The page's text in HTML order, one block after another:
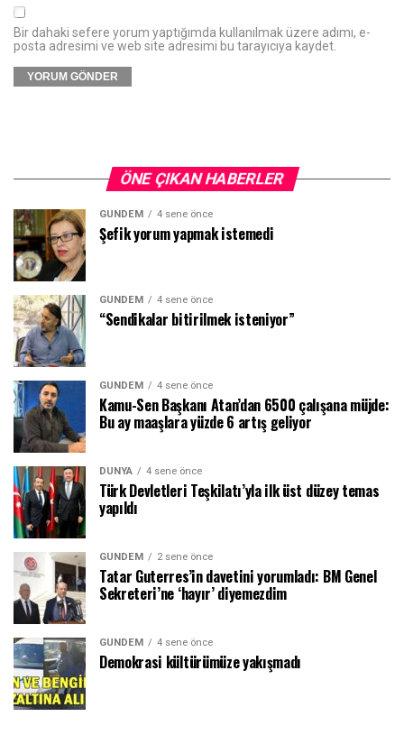
Bir dahaki sefere yorum yaptığımda kullanılmak üzere adımı, e-
posta adresimi ve web site adresimi bu tarayıcıya kaydet.
ÖNE ÇIKAN HABERLER
GÜNDEM 4 sene önce
Şefik yorum yapmak istemedi
GÜNDEM 4 sene önce
“Sendikalar bitirilmek isteniyor”
GÜNDEM 4 sene önce
Kamu-Sen Başkanı Atan’dan 6500 çalışana müjde:
Bu ay maaşlara yüzde 6 artış geliyor
DÜNYA 4 sene önce
Türk Devletleri Teşkilatı’yla ilk üst düzey temas
yapıldı
GÜNDEM 2 sene önce
Tatar Guterres’in davetini yorumladı: BM Genel
Sekreteri’ne ‘hayır’ diyemezdim
GÜNDEM 4 sene önce
Demokrasi kültürümüze yakışmadı